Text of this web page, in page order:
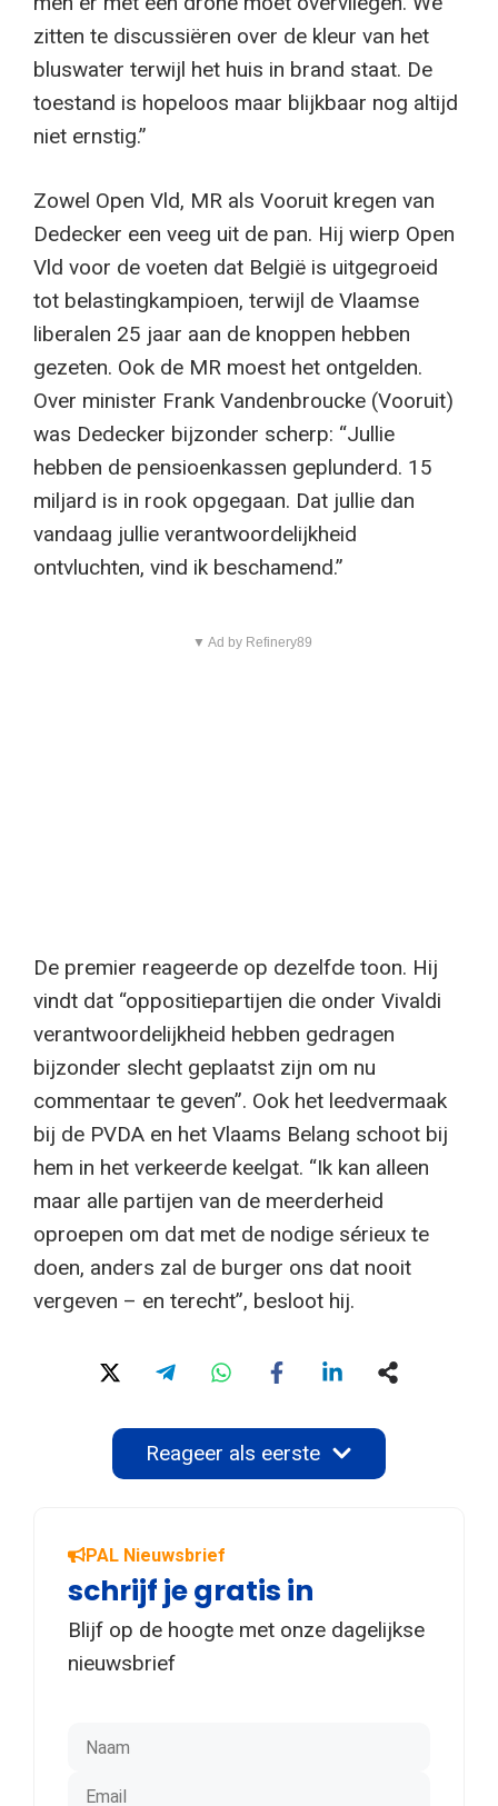
zitten te discussiëren over de kleur van het
bluswater terwijl het huis in brand staat. De
toestand is hopeloos maar blijkbaar nog altijd
niet ernstig.”
Zowel Open Vld, MR als Vooruit kregen van
Dedecker een veeg uit de pan. Hij wierp Open
Vld voor de voeten dat België is uitgegroeid
tot belastingkampioen, terwijl de Vlaamse
liberalen 25 jaar aan de knoppen hebben
gezeten. Ook de MR moest het ontgelden.
Over minister Frank Vandenbroucke (Vooruit)
was Dedecker bijzonder scherp: “Jullie
hebben de pensioenkassen geplunderd. 15
miljard is in rook opgegaan. Dat jullie dan
vandaag jullie verantwoordelijkheid
ontvluchten, vind ik beschamend.”
▼ Ad by Refinery89
De premier reageerde op dezelfde toon. Hij
vindt dat “oppositiepartijen die onder Vivaldi
verantwoordelijkheid hebben gedragen
bijzonder slecht geplaatst zijn om nu
commentaar te geven”. Ook het leedvermaak
bij de PVDA en het Vlaams Belang schoot bij
hem in het verkeerde keelgat. “Ik kan alleen
maar alle partijen van de meerderheid
oproepen om dat met de nodige sérieux te
doen, anders zal de burger ons dat nooit
vergeven – en terecht”, besloot hij.
Reageer als eerste
PAL Nieuwsbrief
schrijf je gratis in
Blijf op de hoogte met onze dagelijkse
nieuwsbrief